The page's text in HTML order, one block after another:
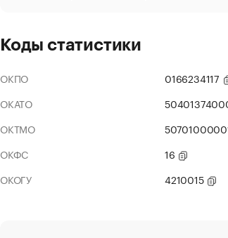
Коды статистики
ОКПО
0166234117
ОКАТО
ОКТМО
ОКФС
16
ОКОГУ
4210015